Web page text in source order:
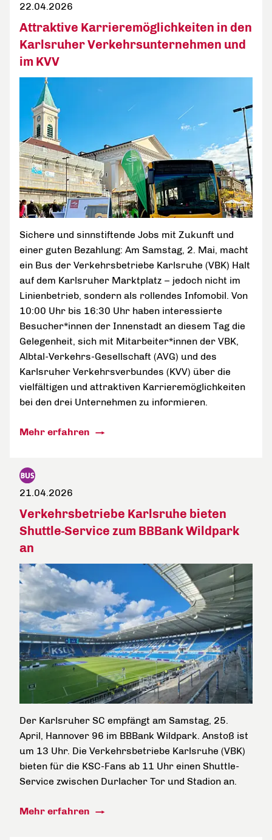
22.04.2026
Attraktive Karrieremöglichkeiten in den
Karlsruher Verkehrsunternehmen und
im KVV
Sichere und sinnstiftende Jobs mit Zukunft und
einer guten Bezahlung: Am Samstag, 2. Mai, macht
ein Bus der Verkehrsbetriebe Karlsruhe (VBK) Halt
auf dem Karlsruher Marktplatz – jedoch nicht im
Linienbetrieb, sondern als rollendes Infomobil. Von
10:00 Uhr bis 16:30 Uhr haben interessierte
Besucher*innen der Innenstadt an diesem Tag die
Gelegenheit, sich mit Mitarbeiter*innen der VBK,
Albtal-Verkehrs-Gesellschaft (AVG) und des
Karlsruher Verkehrsverbundes (KVV) über die
vielfältigen und attraktiven Karrieremöglichkeiten
bei den drei Unternehmen zu informieren.
Mehr erfahren
21.04.2026
Verkehrsbetriebe Karlsruhe bieten
Shuttle-Service zum BBBank Wildpark
an
Der Karlsruher SC empfängt am Samstag, 25.
April, Hannover 96 im BBBank Wildpark. Anstoß ist
um 13 Uhr. Die Verkehrsbetriebe Karlsruhe (VBK)
bieten für die KSC-Fans ab 11 Uhr einen Shuttle-
Service zwischen Durlacher Tor und Stadion an.
Mehr erfahren